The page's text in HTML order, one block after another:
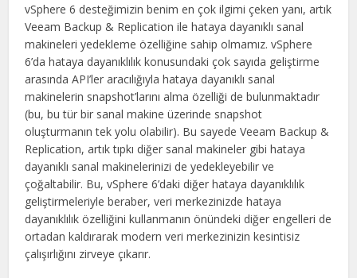
vSphere 6 desteğimizin benim en çok ilgimi çeken yanı, artık
Veeam Backup & Replication ile hataya dayanıklı sanal
makineleri yedekleme özelliğine sahip olmamız. vSphere
6’da hataya dayanıklılık konusundaki çok sayıda geliştirme
arasında API’ler aracılığıyla hataya dayanıklı sanal
makinelerin snapshot’larını alma özelliği de bulunmaktadır
(bu, bu tür bir sanal makine üzerinde snapshot
oluşturmanın tek yolu olabilir). Bu sayede Veeam Backup &
Replication, artık tıpkı diğer sanal makineler gibi hataya
dayanıklı sanal makinelerinizi de yedekleyebilir ve
çoğaltabilir. Bu, vSphere 6’daki diğer hataya dayanıklılık
geliştirmeleriyle beraber, veri merkezinizde hataya
dayanıklılık özelliğini kullanmanın önündeki diğer engelleri de
ortadan kaldırarak modern veri merkezinizin kesintisiz
çalışırlığını zirveye çıkarır.